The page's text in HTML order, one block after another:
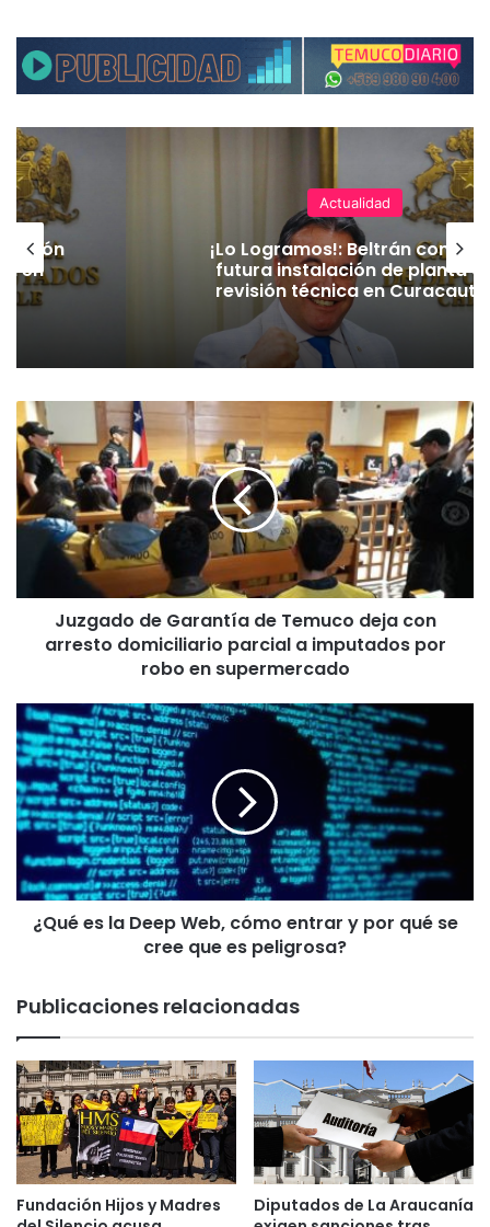
de
Actualidad
Marisol Wickel Navarrete
candidatura para presidir el
Republicano en La Araucanía
u
z
g
a
d
e
n
t
í
a
d
e
e
m
e
j
c
o
n
a
e
Juzgado de Garantía de Temuco deja con
arresto domiciliario parcial a imputados por
robo en supermercado
Q
u
é
e
s
a
D
e
b
,
c
ó
m
o
e
n
t
¿Qué es la Deep Web, cómo entrar y por qué se
cree que es peligrosa?
Publicaciones relacionadas
Fundación Hijos y Madres
Diputados de La Araucanía